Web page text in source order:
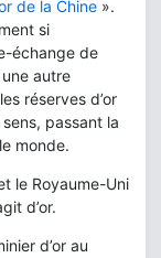
de la Chine ».
si
échange de
autre
réserves d’or
sens, passant la
monde.
le Royaume-Uni
d’or.
d’or au